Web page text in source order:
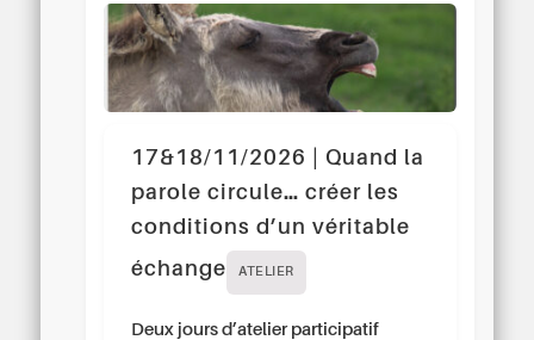
17&18/11/2026 | Quand la
parole circule… créer les
conditions d’un véritable
échange
ATELIER
Deux jours d’atelier participatif